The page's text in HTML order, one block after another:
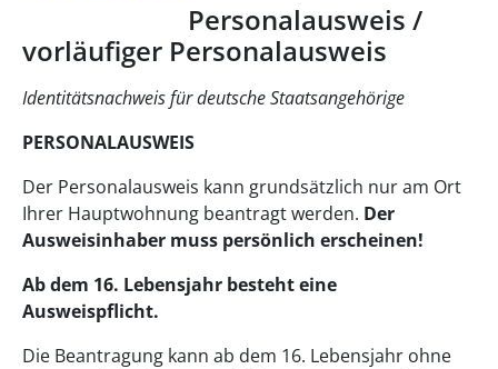
Personalausweis /
vorläufiger Personalausweis
Identitätsnachweis für deutsche Staatsangehörige
PERSONALAUSWEIS
Der Personalausweis kann grundsätzlich nur am Ort
Ihrer Hauptwohnung beantragt werden. Der
Ausweisinhaber muss persönlich erscheinen!
Ab dem 16. Lebensjahr besteht eine
Ausweispflicht.
Die Beantragung kann ab dem 16. Lebensjahr ohne